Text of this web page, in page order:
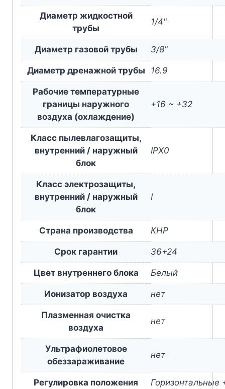
Диаметр жидкостной
трубы
1/4"
Диаметр газовой трубы 3/8"
Диаметр дренажной трубы 16.9
Рабочие температурные
границы наружного
воздуха (охлаждение)
+16 ~ +32
Класс пылевлагозащиты,
внутренний / наружный
блок
IPX0
Класс электрозащиты,
внутренний / наружный
блок
I
Страна производства КНР
Срок гарантии 36+24
Цвет внутреннего блока Белый
Ионизатор воздуха нет
Плазменная очистка
воздуха
нет
Ультрафиолетовое
обеззараживание
нет
Регулировка положения
Горизонтальные